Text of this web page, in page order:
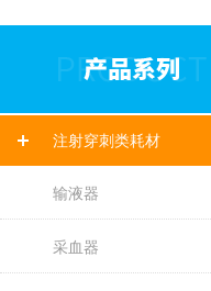
注射穿刺类耗材
输液器
采血器